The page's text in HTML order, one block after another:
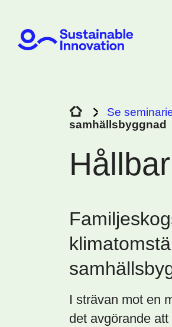
Se
samhällsbyggnad
I strävan mot en
det avgörande